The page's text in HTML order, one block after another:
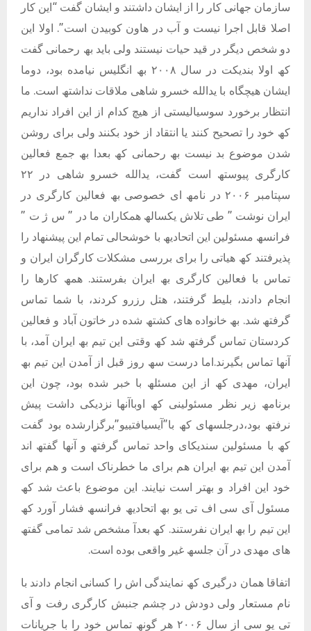
سازمان جھانی کار را از ایشان داشتند و ایشان گفت “این کار
اصلا قابل اجرا نیست و آب در ھاون کوبیدن است”. اولا این
دو شخص دیگر در قید حیات نیستند ولی باید بھ رحمانی گفت
کھ اولا بندیکت در سال ٢٠٠٨ بھ انگلیس نیامده بود، دوما
ایشان ھیچگاه با یدالله خسرو شاھی ملاقات نداشتھ است. ما
انتظار برخورد سوسیالیستی از ھیچ کدام از این افراد نداریم
کھ خود را تصحیح کنند یا انتقاد از خود بکنند ولی برای روشن
شدن موضوع بد نیست بھ رحمانی کھ بعدا بھ جمع فعالین
کارگری پیوستھ است گفت، یدالله خسرو شاھی در ٢٢
سپتامبر ٢٠٠۶ در نامھ ای خصوصی بھ فعالین کارگری در
ایران نوشت ” طی تلاش یکسالھ ھمکاران ما در ” س ژ ت ”
فرانسھ مسئولین این اتحادیھ با خوشحالی تمام این پیشنھاد را
پذیرفتند کھ ھیاتی را برای بررسی مشکلات کارگران ایران و
تماس با فعالین کارگری بھ ایران بفرستند. ھمھ کارھا را
انجام دادند، بلیط گرفتند، ھتل رزرو کردند، با شما تماس
گرفتھ شد. بھ خانواده ھای کشتھ شده در خاتون آباد و فعالین
کردستان تماس گرفتھ شد کھ وقتی این تیم بھ ایران آمد، با
آنھا تماس بگیرند.اما درست سھ روز قبل از آمدن این تیم بھ
ایران، مھدی کھ از این مسئلھ با خبر شده بود، چون این
برنامھ زیر نظر مسئولینی کھ اوباآنھا نزدیکی داشت پیش
نرفتھ بود،درجلسھای کھ با”آیسیافتییو”برگزارشده بود گفت
کھ با مسئولین سندیکای واحد تماس گرفتھ و آنھا گفتھ اند
آمدن این تیم بھ ایران ھم برای ما خطرناک است و ھم برای
خود این افراد و بھتر است نیایند. این موضوع باعث شد کھ
مسئول آی سی اف تی یو بھ اتحادیھ فرانسھ فشار آورد کھ
این تیم را بھ ایران نفرستند. کھ بعدآ مشخص شد تمامی گفتھ
ھای مھدی در آن جلسھ غیر واقعی بوده است.
اتفاقا ھمان درگیری کھ نمایندگی اش را کسانی انجام دادند با
نام مستعار ولی دودش در چشم جنبش کارگری رفت و آی
تی یو سی از سال ٢٠٠۶ ھر گونھ تماس خود را با جریانات